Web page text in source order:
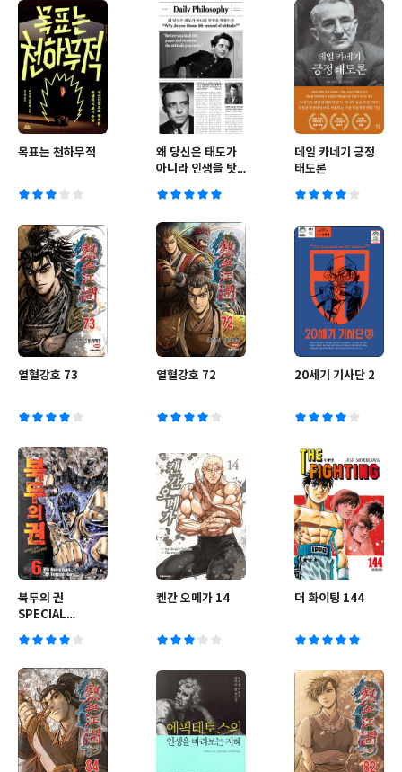
목표는 천하무적
왜 당신은 태도가
아니라 인생을 탓
데일 카네기 긍정
태도론
열혈강호 73 열혈강호 72 20세기 기사단 2
북두의 권
SPECIAL
켄간 오메가 14 더 화이팅 144